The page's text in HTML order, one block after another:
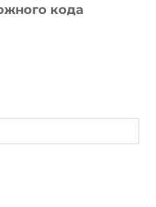
кода